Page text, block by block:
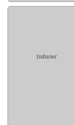
Indianer